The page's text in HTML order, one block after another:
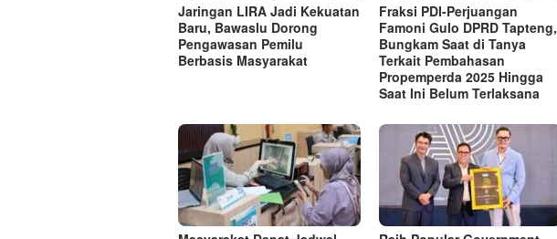
Jaringan LIRA Jadi Kekuatan
Baru, Bawaslu Dorong
Pengawasan Pemilu
Berbasis Masyarakat
Fraksi PDI-Perjuangan
Famoni Gulo DPRD Tapteng,
Bungkam Saat di Tanya
Terkait Pembahasan
Propemperda 2025 Hingga
Saat Ini Belum Terlaksana